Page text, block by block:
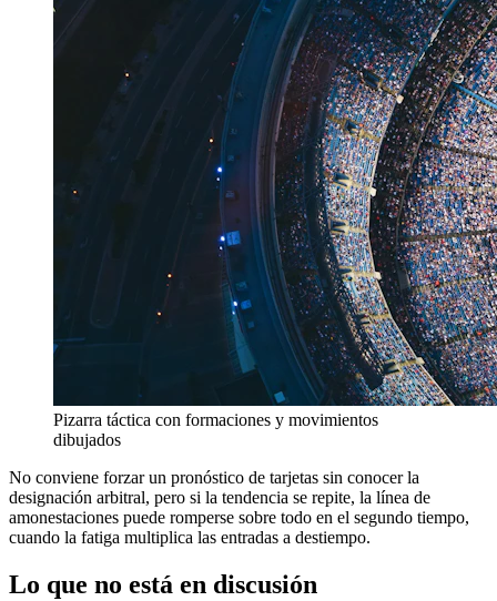
Pizarra táctica con formaciones y movimientos
dibujados
No conviene forzar un pronóstico de tarjetas sin conocer la
designación arbitral, pero si la tendencia se repite, la línea de
amonestaciones puede romperse sobre todo en el segundo tiempo,
cuando la fatiga multiplica las entradas a destiempo.
Lo que no está en discusión